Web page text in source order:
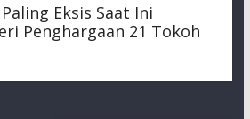
Eksis Saat Ini
Penghargaan 21 Tokoh